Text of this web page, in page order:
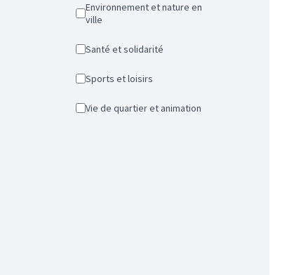
Environnement et nature en
ville
Santé et solidarité
Sports et loisirs
Vie de quartier et animation